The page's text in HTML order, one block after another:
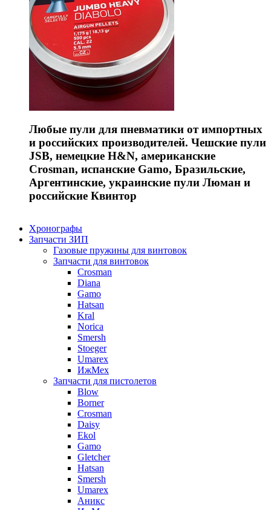
Любые пули для пневматики от импортных
и российских производителей. Чешские пули
JSB, немецкие H&N, американские
Crosman, испанские Gamo, Бразильские,
Аргентинские, украинские пули Люман и
российские Квинтор
Хронографы
Запчасти ЗИП
Газовые пружины для винтовок
Запчасти для винтовок
Crosman
Diana
Gamo
Hatsan
Kral
Norica
Smersh
Stoeger
Umarex
ИжМех
Запчасти для пистолетов
Blow
Borner
Crosman
Daisy
Ekol
Gamo
Gletcher
Hatsan
Smersh
Umarex
Аникс